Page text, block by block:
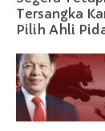
Tersangka
Pilih Ahli